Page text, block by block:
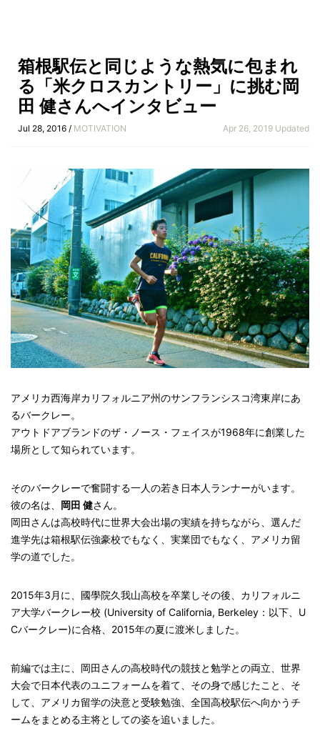
箱根駅伝と同じような熱気に包まれ
る「米クロスカントリー」に挑む岡
田 健さんへインタビュー
Jul 28, 2016 / MOTIVATION Apr 26, 2019 Updated
アメリカ西海岸カリフォルニア州のサンフランシスコ湾東岸にあ
るバークレー。
アウトドアブランドのザ・ノース・フェイスが1968年に創業した
場所として知られています。
そのバークレーで奮闘する一人の若き日本人ランナーがいます。
彼の名は、 岡田 健さん。
岡田さんは高校時代に世界大会出場の実績を持ちながら、選んだ
進学先は箱根駅伝強豪校でもなく、実業団でもなく、アメリカ留
学の道でした。
2015年3月に、國學院久我山高校を卒業しその後、カリフォルニ
ア大学バークレー校 (University of California, Berkeley：以下、U
Cバークレー)に合格、2015年の夏に渡米しました。
前編では主に、岡田さんの高校時代の競技と勉学との両立、世界
大会で日本代表のユニフォームを着て、その身で感じたこと、そ
して、アメリカ留学の決意と受験勉強、全国高校駅伝へ向かうチ
ームをまとめる主将としての姿を追いました。